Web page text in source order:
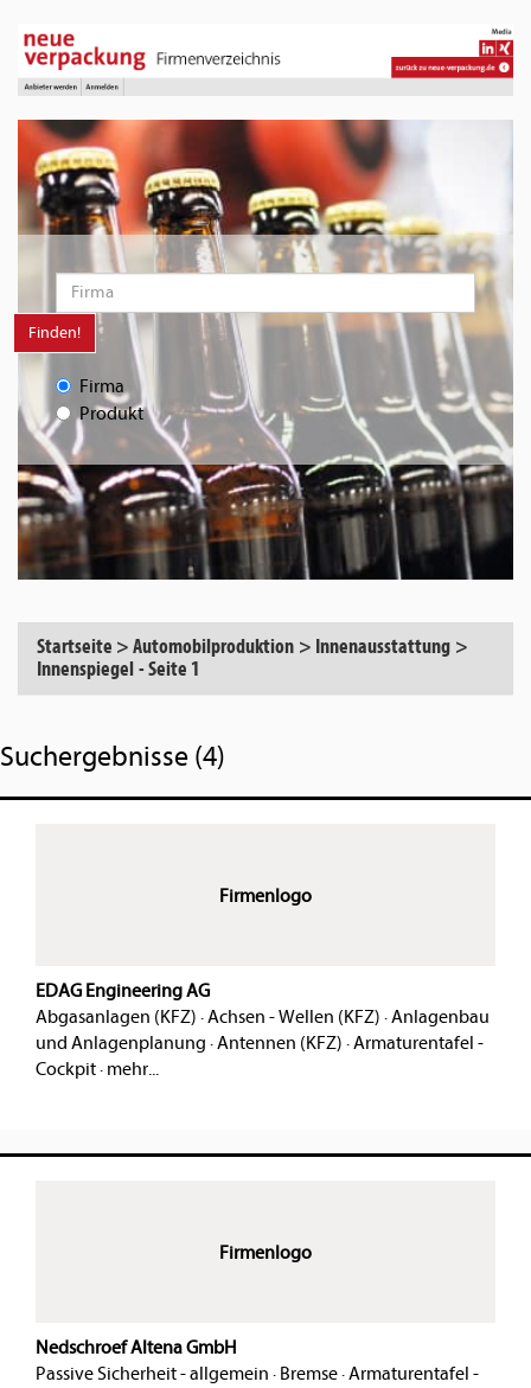
Finden!
Firma
Produkt
Startseite >Automobilproduktion > Innenausstattung >
Innenspiegel-Seite 1
Suchergebnisse (4)
Firmenlogo
EDAG Engineering AG
Abgasanlagen (KFZ) ·Achsen - Wellen (KFZ) ·Anlagenbau
und Anlagenplanung ·Antennen (KFZ) ·Armaturentafel -
Cockpit· mehr...
Firmenlogo
Nedschroef Altena GmbH
Passive Sicherheit - allgemein · Bremse·Armaturentafel -